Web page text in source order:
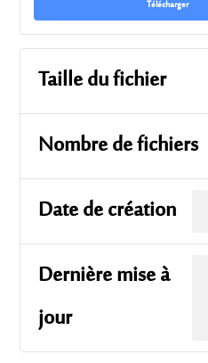
Télécharger
Taille du fichier
Nombre de fichiers
Date de création
Dernière mise à
jour